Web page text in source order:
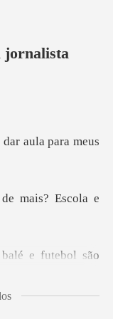
jornalista
dar aul
mais? Escola e
e futebol são